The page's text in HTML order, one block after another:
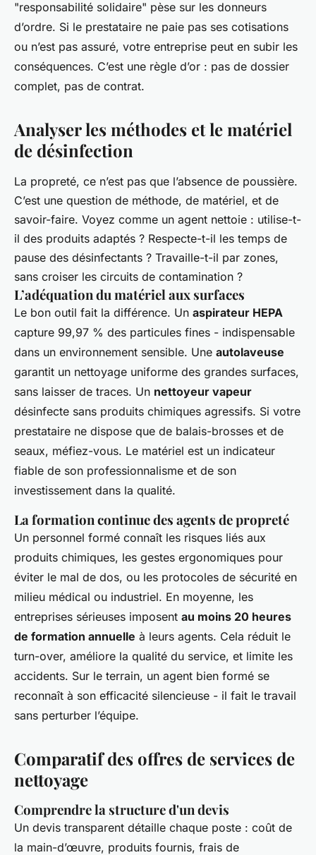
"responsabilité solidaire" pèse sur les donneurs
d’ordre. Si le prestataire ne paie pas ses cotisations
ou n’est pas assuré, votre entreprise peut en subir les
conséquences. C’est une règle d’or : pas de dossier
complet, pas de contrat.
Analyser les méthodes et le matériel
de désinfection
La propreté, ce n’est pas que l’absence de poussière.
C’est une question de méthode, de matériel, et de
savoir-faire. Voyez comme un agent nettoie : utilise-t-
il des produits adaptés ? Respecte-t-il les temps de
pause des désinfectants ? Travaille-t-il par zones,
sans croiser les circuits de contamination ?
L’adéquation du matériel aux surfaces
Le bon outil fait la différence. Un aspirateur HEPA
capture 99,97 % des particules fines - indispensable
dans un environnement sensible. Une autolaveuse
garantit un nettoyage uniforme des grandes surfaces,
sans laisser de traces. Un nettoyeur vapeur
désinfecte sans produits chimiques agressifs. Si votre
prestataire ne dispose que de balais-brosses et de
seaux, méfiez-vous. Le matériel est un indicateur
fiable de son professionnalisme et de son
investissement dans la qualité.
La formation continue des agents de propreté
Un personnel formé connaît les risques liés aux
produits chimiques, les gestes ergonomiques pour
éviter le mal de dos, ou les protocoles de sécurité en
milieu médical ou industriel. En moyenne, les
entreprises sérieuses imposent au moins 20 heures
de formation annuelle à leurs agents. Cela réduit le
turn-over, améliore la qualité du service, et limite les
accidents. Sur le terrain, un agent bien formé se
reconnaît à son efficacité silencieuse - il fait le travail
sans perturber l’équipe.
Comparatif des offres de services de
nettoyage
Comprendre la structure d'un devis
Un devis transparent détaille chaque poste : coût de
la main-d’œuvre, produits fournis, frais de